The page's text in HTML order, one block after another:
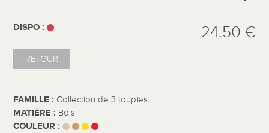
DISPO : 24.50 €
RETOUR
FAMILLE : Collection de 3 toupies
MATIÈRE : Bois
COULEUR :